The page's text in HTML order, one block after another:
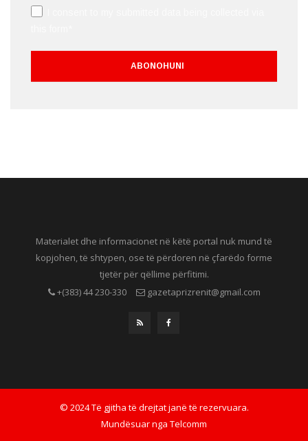
Materialet dhe informacionet në këtë portal nuk mund të
kopjohen, të shtypen, ose të përdoren në çfarëdo forme
tjetër për qëllime përfitimi.
+(383) 44 230-330
gazetaprizrenit@gmail.com
© 2024 Të gjitha të drejtat janë të rezervuara.
Mundësuar nga Telcomm